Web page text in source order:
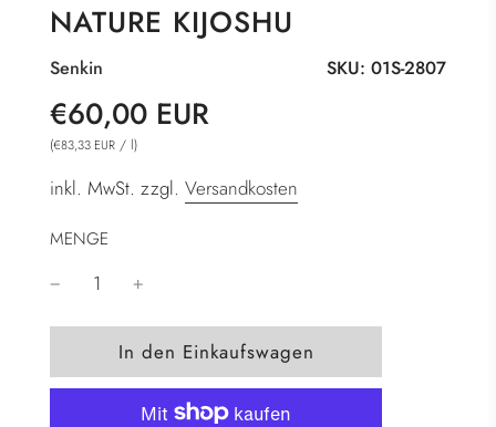
NATURE KIJOSHU
SKU: 01S-2807
Senkin
Sonderpreis
Normaler
Preis
€60,00 EUR
(€83,33 EUR / l)
inkl. MwSt. zzgl. Versandkosten
MENGE
W
i
In den Einkaufswagen